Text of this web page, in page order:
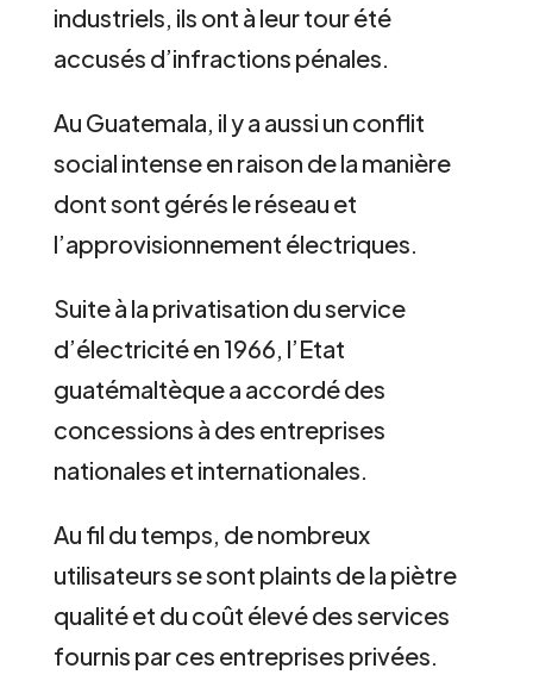
industriels, ils ont à leur tour été
accusés d’infractions pénales.
Au Guatemala, il y a aussi un conflit
social intense en raison de la manière
dont sont gérés le réseau et
l’approvisionnement électriques.
Suite à la privatisation du service
d’électricité en 1966, l’Etat
guatémaltèque a accordé des
concessions à des entreprises
nationales et internationales.
Au fil du temps, de nombreux
utilisateurs se sont plaints de la piètre
qualité et du coût élevé des services
fournis par ces entreprises privées.